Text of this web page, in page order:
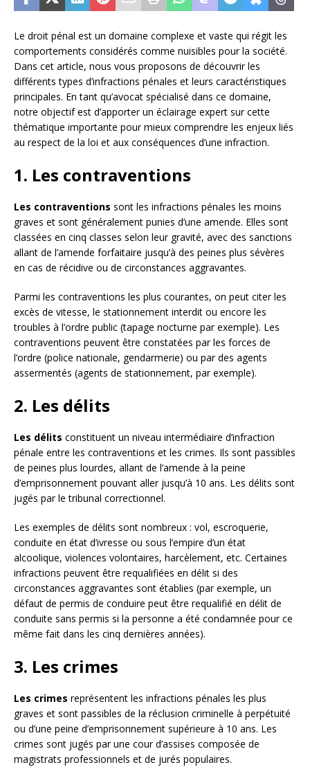
Le droit pénal est un domaine complexe et vaste qui régit les
comportements considérés comme nuisibles pour la société.
Dans cet article, nous vous proposons de découvrir les
différents types d’infractions pénales et leurs caractéristiques
principales. En tant qu’avocat spécialisé dans ce domaine,
notre objectif est d’apporter un éclairage expert sur cette
thématique importante pour mieux comprendre les enjeux liés
au respect de la loi et aux conséquences d’une infraction.
1. Les contraventions
Les contraventions sont les infractions pénales les moins
graves et sont généralement punies d’une amende. Elles sont
classées en cinq classes selon leur gravité, avec des sanctions
allant de l’amende forfaitaire jusqu’à des peines plus sévères
en cas de récidive ou de circonstances aggravantes.
Parmi les contraventions les plus courantes, on peut citer les
excès de vitesse, le stationnement interdit ou encore les
troubles à l’ordre public (tapage nocturne par exemple). Les
contraventions peuvent être constatées par les forces de
l’ordre (police nationale, gendarmerie) ou par des agents
assermentés (agents de stationnement, par exemple).
2. Les délits
Les délits constituent un niveau intermédiaire d’infraction
pénale entre les contraventions et les crimes. Ils sont passibles
de peines plus lourdes, allant de l’amende à la peine
d’emprisonnement pouvant aller jusqu’à 10 ans. Les délits sont
jugés par le tribunal correctionnel.
Les exemples de délits sont nombreux : vol, escroquerie,
conduite en état d’ivresse ou sous l’empire d’un état
alcoolique, violences volontaires, harcèlement, etc. Certaines
infractions peuvent être requalifiées en délit si des
circonstances aggravantes sont établies (par exemple, un
défaut de permis de conduire peut être requalifié en délit de
conduite sans permis si la personne a été condamnée pour ce
même fait dans les cinq dernières années).
3. Les crimes
Les crimes représentent les infractions pénales les plus
graves et sont passibles de la réclusion criminelle à perpétuité
ou d’une peine d’emprisonnement supérieure à 10 ans. Les
crimes sont jugés par une cour d’assises composée de
magistrats professionnels et de jurés populaires.